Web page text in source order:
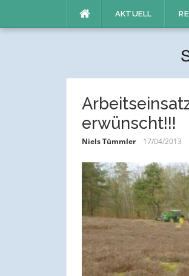
AKTUELL
erwünscht!!!
Niels Tümmler 17/04/2013